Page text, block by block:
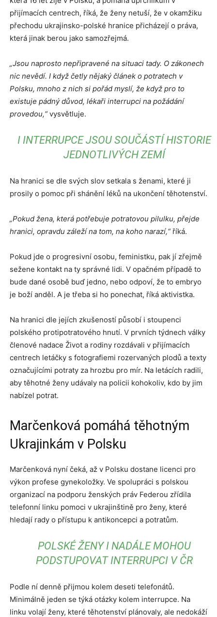
přijímacích centrech, říká, že ženy netuší, že v okamžiku
přechodu ukrajinsko-polské hranice přicházejí o práva,
která jinak berou jako samozřejmá.
„Jsou naprosto nepřipravené na situaci tady. O zákonech
nic nevědí. I když četly nějaký článek o potratech v
Polsku, mnoho z nich si pořád myslí, že když pro to
existuje pádný důvod, lékaři interrupci na požádání
provedou,“vysvětluje.
I INTERRUPCE JSOU SOUČÁSTÍ HISTORIE
JEDNOTLIVÝCH ZEMÍ
Na hranici se dle svých slov setkala s ženami, které ji
prosily o pomoc při shánění léků na ukončení těhotenství.
„Pokud žena, která potřebuje potratovou pilulku, přejde
hranici, opravdu záleží na tom, na koho narazí,“říká.
Pokud jde o progresivní osobu, feministku, pak jí zřejmě
sežene kontakt na ty správné lidi. V opačném případě to
bude dané osobě buď jedno, nebo odpoví, že to embryo
je boží anděl. A je třeba si ho ponechat, říká aktivistka.
Na hranici dle jejích zkušeností působí i stoupenci
polského protipotratového hnutí. V prvních týdnech války
členové nadace Život a rodiny rozdávali v přijímacích
centrech letáčky s fotografiemi rozervaných plodů a texty
označujícími potraty za hrozbu pro mír. Na letácích radili,
aby těhotné ženy udávaly na policii kohokoliv, kdo by jim
nabízel potrat.
Marčenková pomáhá těhotným
Ukrajinkám v Polsku
Marčenková nyní čeká, až v Polsku dostane licenci pro
výkon profese gynekoložky. Ve spolupráci s polskou
organizací na podporu ženských práv Federou zřídila
telefonní linku pomoci v ukrajinštině pro ženy, které
hledají rady o přístupu k antikoncepci a potratům.
POLSKÉ ŽENY I NADÁLE MOHOU
PODSTUPOVAT INTERRUPCI V ČR
Podle ní denně přijmou kolem deseti telefonátů.
Minimálně jeden se týká otázky kolem interrupce. Na
linku volají ženy, které těhotenství plánovaly, ale nedokáží